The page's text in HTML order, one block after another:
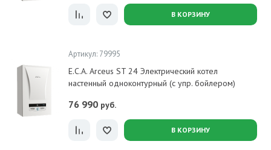
В КОРЗИНУ
Артикул: 79995
E.C.A. Arceus ST 24 Электрический котел
настенный одноконтурный (с упр. бойлером)
76 990 руб.
В КОРЗИНУ